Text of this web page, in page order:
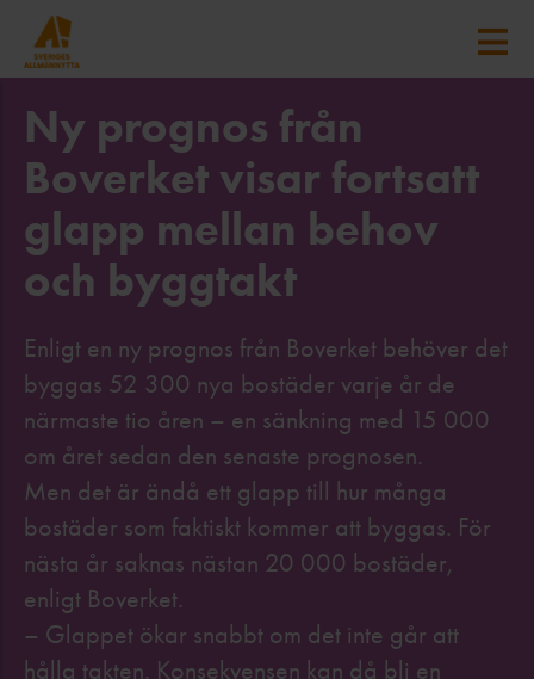
Ny prognos från
Boverket visar fortsatt
glapp mellan behov
och byggtakt
Enligt en ny prognos från Boverket behöver det
byggas 52 300 nya bostäder varje år de
närmaste tio åren – en sänkning med 15 000
om året sedan den senaste prognosen.
Men det är ändå ett glapp till hur många
bostäder som faktiskt kommer att byggas. För
nästa år saknas nästan 20 000 bostäder,
enligt Boverket.
– Glappet ökar snabbt om det inte går att
hålla takten. Konsekvensen kan då bli en